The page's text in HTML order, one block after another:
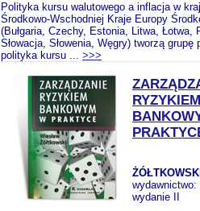
Polityka kursu walutowego a inflacja w
Środkowo-Wschodniej Kraje Europy
(Bułgaria, Czechy, Estonia, Litwa, Łotwa,
Słowacja, Słowenia, Węgry) tworzą
polityka kursu ... >>>
RYZYKIEM
wydawnictwo:
wydanie II